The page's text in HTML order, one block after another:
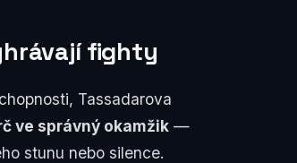
fighty
Tassadarova
ve správný okamžik —
stunu nebo silence.